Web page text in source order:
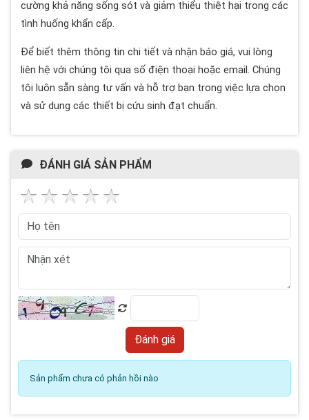
cường khả năng sống sót và giảm thiểu thiệt hại trong các
tình huống khẩn cấp.
Để biết thêm thông tin chi tiết và nhận báo giá, vui lòng
liên hệ với chúng tôi qua số điện thoại hoặc email. Chúng
tôi luôn sẵn sàng tư vấn và hỗ trợ bạn trong việc lựa chọn
và sử dụng các thiết bị cứu sinh đạt chuẩn.
ĐÁNH GIÁ SẢN PHẨM
Sản phẩm chưa có phản hồi nào